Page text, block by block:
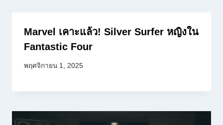
Marvel เคาะแล้ว! Silver Surfer หญิงใน
Fantastic Four
พฤศจิกายน 1, 2025